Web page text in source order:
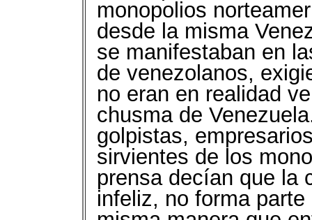
monopolios
desde la misma
se manifestaban en
de venezolanos,
no eran en realidad
chusma de
golpistas,
sirvientes de los
prensa decían que la
infeliz, no forma